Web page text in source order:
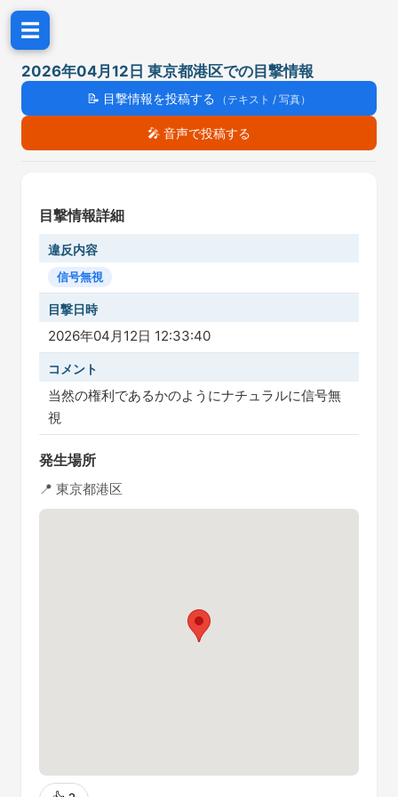
☰
2026年04月12日 東京都港区での目撃情報
📝 目撃情報を投稿する （テキスト / 写真）
🎤 音声で投稿する
目撃情報詳細
違反内容
信号無視
目撃日時
2026年04月12日 12:33:40
コメント
当然の権利であるかのようにナチュラルに信号無
視
発生場所
📍 東京都港区